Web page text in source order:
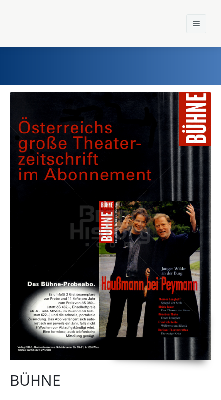
Home
Einst und Heute
Marken
Konzerne
Epoche
BÜHNE